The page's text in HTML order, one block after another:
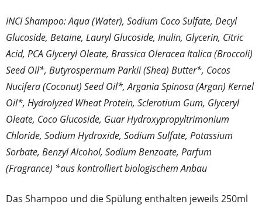
INCI Shampoo: Aqua (Water), Sodium Coco Sulfate, Decyl
Glucoside, Betaine, Lauryl Glucoside, Inulin, Glycerin, Citric
Acid, PCA Glyceryl Oleate, Brassica Oleracea Italica (Broccoli)
Seed Oil*, Butyrospermum Parkii (Shea) Butter*, Cocos
Nucifera (Coconut) Seed Oil*, Argania Spinosa (Argan) Kernel
Oil*, Hydrolyzed Wheat Protein, Sclerotium Gum, Glyceryl
Oleate, Coco Glucoside, Guar Hydroxypropyltrimonium
Chloride, Sodium Hydroxide, Sodium Sulfate, Potassium
Sorbate, Benzyl Alcohol, Sodium Benzoate, Parfum
(Fragrance) *aus kontrolliert biologischem Anbau
Das Shampoo und die Spülung enthalten jeweils 250ml